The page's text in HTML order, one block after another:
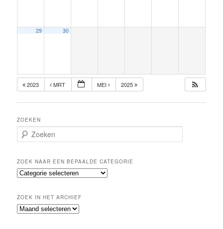
29 30
2023 MRT MEI 2025
ZOEKEN
o
k
e
n
ZOEK NAAR EEN BEPAALDE CATEGORIE
Z
k
n
ZOEK IN HET ARCHIEF
Z